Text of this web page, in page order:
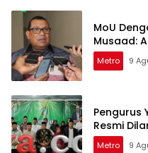
MoU
Musaad:
Metro 9
Pengurus
Resmi
Metro 9